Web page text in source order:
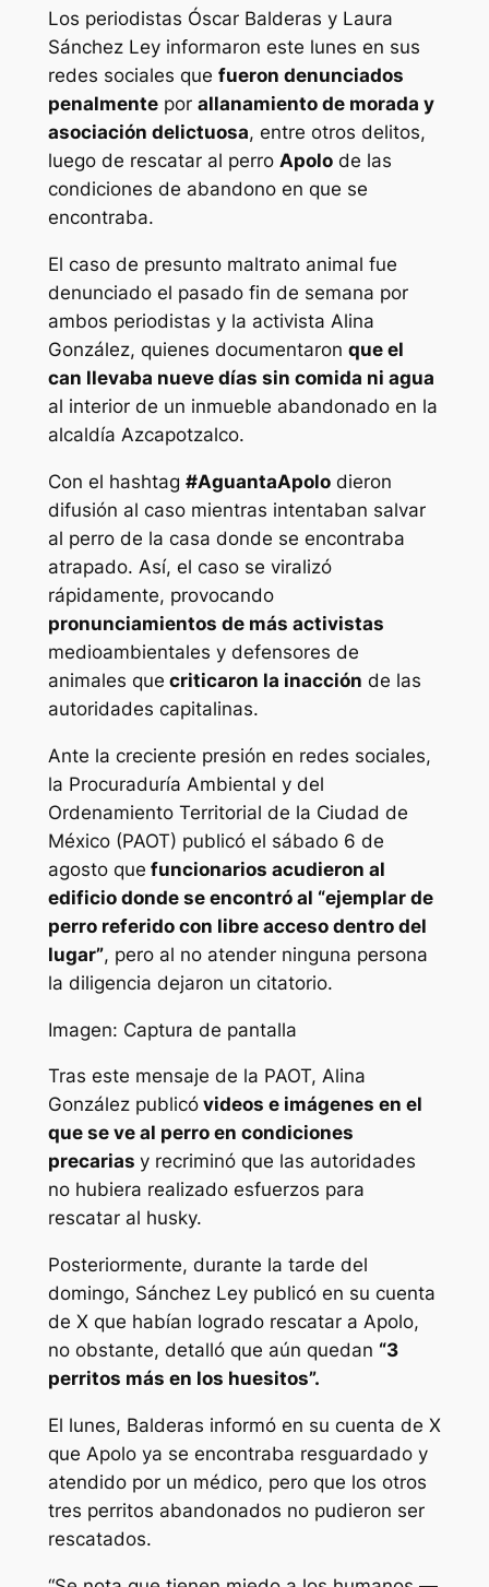
Los periodistas Óscar Balderas y Laura
Sánchez Ley informaron este lunes en sus
redes sociales que fueron denunciados
penalmentepor allanamiento de morada y
asociación delictuosa, entre otros delitos,
luego de rescatar al perro Apolode las
condiciones de abandono en que se
encontraba.
El caso de presunto maltrato animal fue
denunciado el pasado fin de semana por
ambos periodistas y la activista Alina
González, quienes documentaron que el
can llevaba nueve días sin comida ni agua
al interior de un inmueble abandonado en la
alcaldía Azcapotzalco.
Con el hashtag #AguantaApolodieron
difusión al caso mientras intentaban salvar
al perro de la casa donde se encontraba
atrapado. Así, el caso se viralizó
rápidamente, provocando
pronunciamientos de más activistas
medioambientales y defensores de
animales que criticaron la inacción de las
autoridades capitalinas.
Ante la creciente presión en redes sociales,
la Procuraduría Ambiental y del
Ordenamiento Territorial de la Ciudad de
México (PAOT) publicó el sábado 6 de
agosto que funcionarios acudieron al
edificio donde se encontró al “ejemplar de
perro referido con libre acceso dentro del
lugar”, pero al no atender ninguna persona
la diligencia dejaron un citatorio.
Imagen: Captura de pantalla
Tras este mensaje de la PAOT, Alina
González publicóvideos e imágenes en el
que se ve al perro en condiciones
precarias y recriminó que las autoridades
no hubiera realizado esfuerzos para
rescatar al husky.
Posteriormente, durante la tarde del
domingo, Sánchez Ley publicó en su cuenta
de X que habían logrado rescatar a Apolo,
no obstante, detalló que aún quedan “3
perritos más en los huesitos”.
El lunes, Balderas informó en su cuenta de X
que Apolo ya se encontraba resguardado y
atendido por un médico, pero que los otros
tres perritos abandonados no pudieron ser
rescatados.